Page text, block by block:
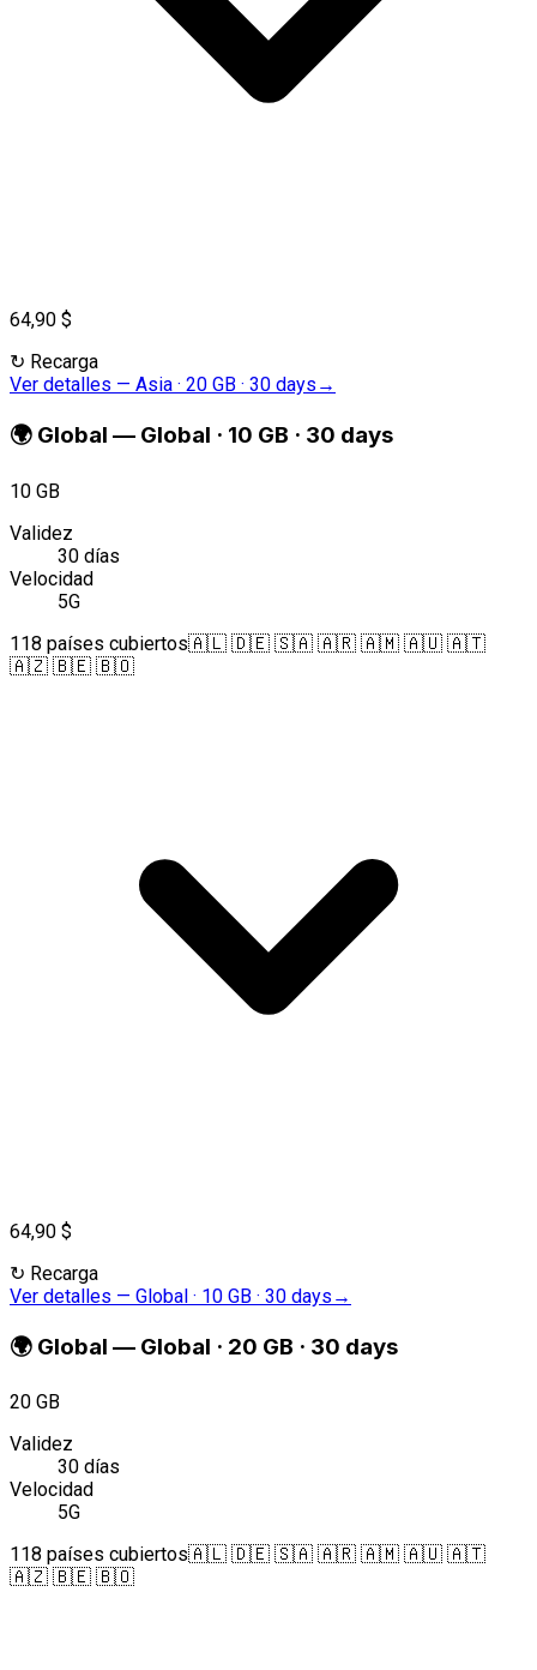
64,90 $
↻ Recarga
Ver detalles — Asia · 20 GB · 30 days →
🌍 Global — Global · 10 GB · 30 days
10 GB
Validez
30 días
Velocidad
5G
118 países cubiertos🇦🇱 🇩🇪 🇸🇦 🇦🇷 🇦🇲 🇦🇺 🇦🇹
🇦🇿 🇧🇪 🇧🇴
64,90 $
↻ Recarga
Ver detalles — Global · 10 GB · 30 days →
🌍 Global — Global · 20 GB · 30 days
20 GB
Validez
30 días
Velocidad
5G
118 países cubiertos🇦🇱 🇩🇪 🇸🇦 🇦🇷 🇦🇲 🇦🇺 🇦🇹
🇦🇿 🇧🇪 🇧🇴